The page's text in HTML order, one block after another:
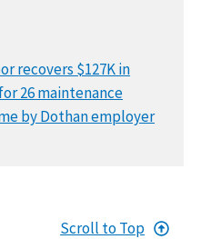
recovers $127K in
26 maintenance
by Dothan employer
Scroll to Top